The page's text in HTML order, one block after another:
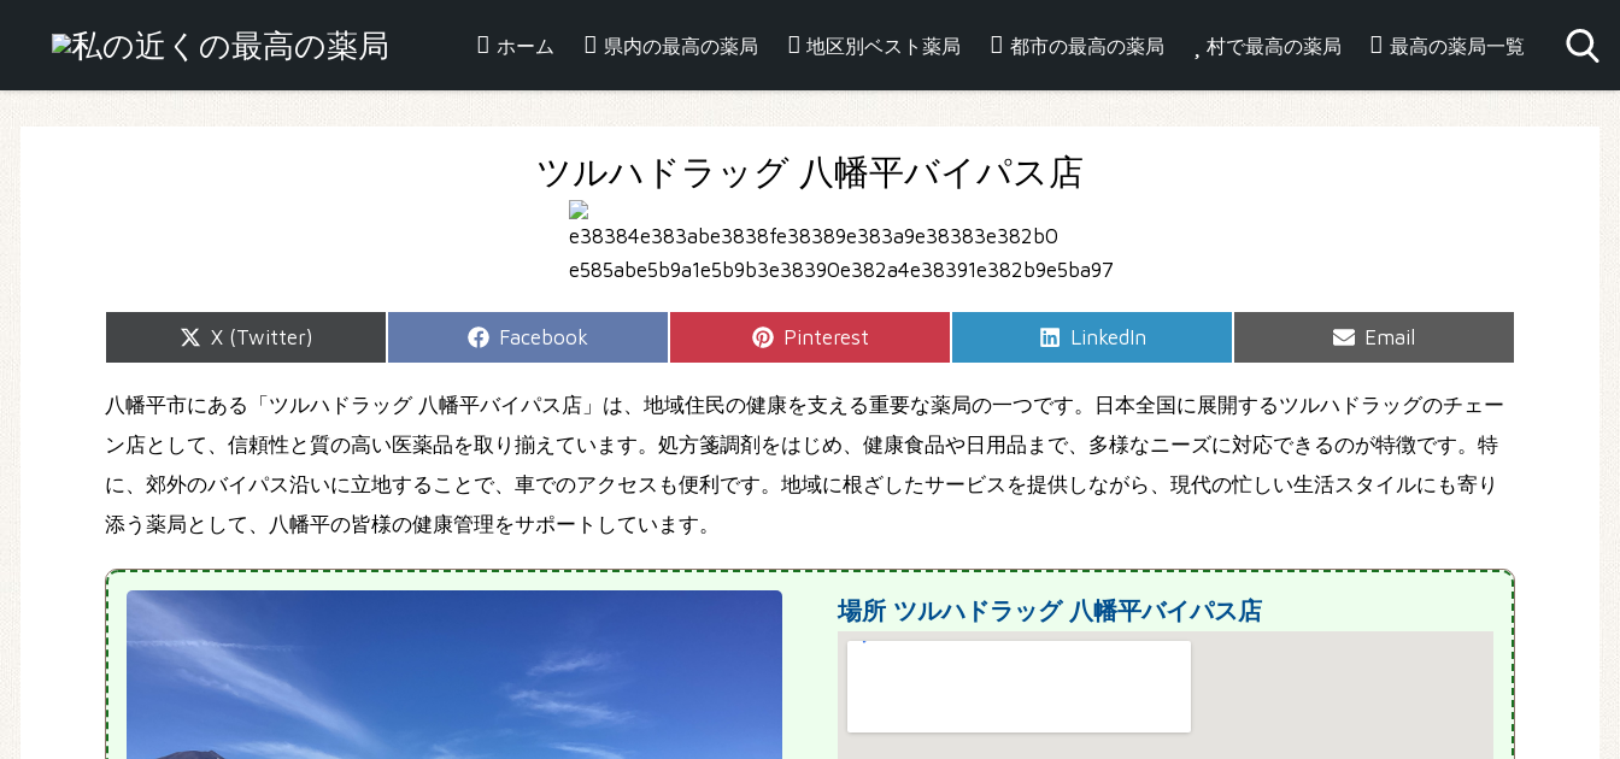
ホーム 県内の最高の薬局 地区別ベスト薬局 都市の最高の薬局 村で最高の薬局 最高の薬局一覧
ツルハドラッグ 八幡平バイパス店
Share
X (Twitter)
Share
Facebook
Share
Pinterest
Share
LinkedIn
Share
Email
八幡平市にある「ツルハドラッグ 八幡平バイパス店」は、地域住民の健康を支える重要な薬局の一つです。日本全国に展開するツルハドラッグのチェー
ン店として、信頼性と質の高い医薬品を取り揃えています。処方箋調剤をはじめ、健康食品や日用品まで、多様なニーズに対応できるのが特徴です。特
に、郊外のバイパス沿いに立地することで、車でのアクセスも便利です。地域に根ざしたサービスを提供しながら、現代の忙しい生活スタイルにも寄り
添う薬局として、八幡平の皆様の健康管理をサポートしています。
場所 ツルハドラッグ 八幡平バイパス店